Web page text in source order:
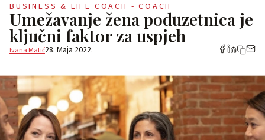
BUSINESS & LIFE COACH - COACH
Umežavanje žena poduzetnica je
ključni faktor za uspjeh
Ivana Matić28. Maja 2022.